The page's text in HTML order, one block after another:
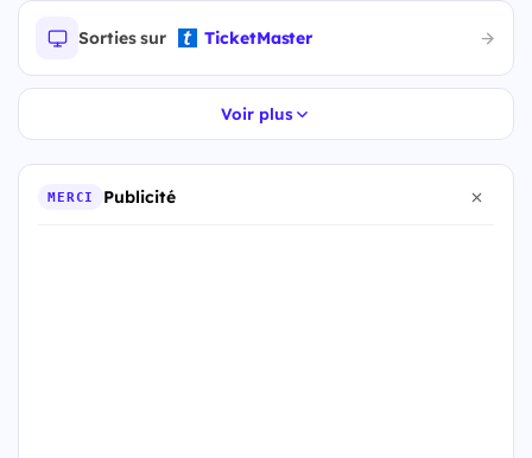
Sorties sur TicketMaster
Voir plus
MERCI Publicité